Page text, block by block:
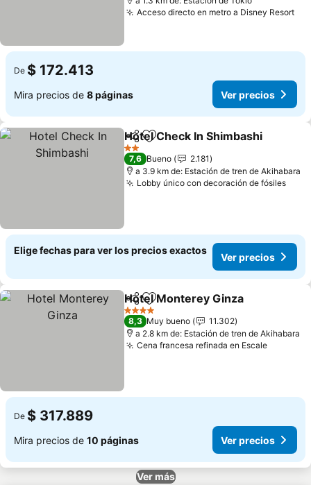
Acceso directo en metro a Disney Resort
De $ 172.413
Mira precios de 8 páginas Ver precios
CompartirAgregar a favoritos
Hotel Check In Shimbashi
2 Estrellas
7,6 Bueno
2.181
a 3.9 km de: Estación de tren de Akihabara
Lobby único con decoración de fósiles
Elige fechas para ver los precios exactos
Ver precios
CompartirAgregar a favoritos
Hotel Monterey Ginza
4 Estrellas
8,3 Muy bueno
11.302
a 2.8 km de: Estación de tren de Akihabara
Cena francesa refinada en Escale
De $ 317.889
Mira precios de 10 páginas Ver precios
Ver más